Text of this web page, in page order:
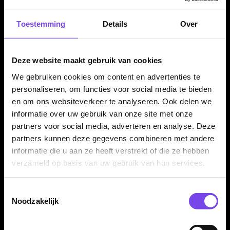
Toestemming Details Over
Deze website maakt gebruik van cookies
We gebruiken cookies om content en advertenties te
personaliseren, om functies voor social media te bieden
en om ons websiteverkeer te analyseren. Ook delen we
informatie over uw gebruik van onze site met onze
partners voor social media, adverteren en analyse. Deze
partners kunnen deze gegevens combineren met andere
informatie die u aan ze heeft verstrekt of die ze hebben
verzameld op basis van uw gebruik van hun services.
Noodzakelijk
afwerking zijn deze flights goed zichtbaar en eenvoudig te
Huybrechts is één van de bekende Belgische darters die veel
Kenmerken van de Condor Axe Metallic Champagne
Flights
Condor Axe Metallic flight shaft systeem
✓
Flight en shaft in één geheel
✓ Standaard flightvorm
✓ Gemaakt van duurzaam kunststof